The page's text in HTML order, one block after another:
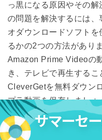
っ黒になる原因やその
の問題を解決するには
オダウンロードソフト
るかの2つの方法があり
Amazon Prime Videoの
き、テレビで再生する
CleverGetを無料ダウン
プラ動画を保存しましょ